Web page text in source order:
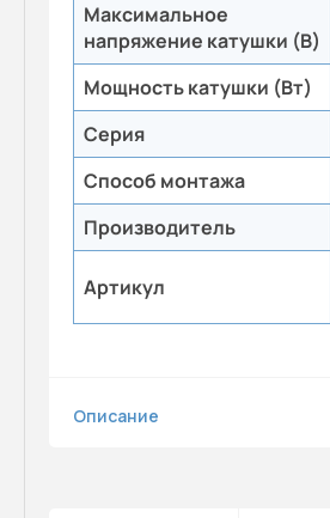
Максимальное
напряжение катушки (B)
Мощность катушки (Вт)
Серия
Способ монтажа
Производитель
Артикул
Описание